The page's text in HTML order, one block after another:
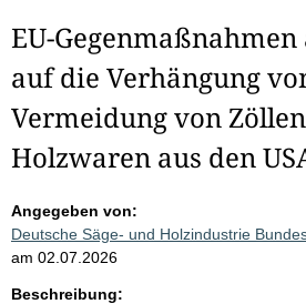
EU-
auf die Verhängung
Vermeidung von
Holzwaren aus den
Angegeben von:
Deutsche Säge- und Holzindustrie
am 02.07.2026
Beschreibung: